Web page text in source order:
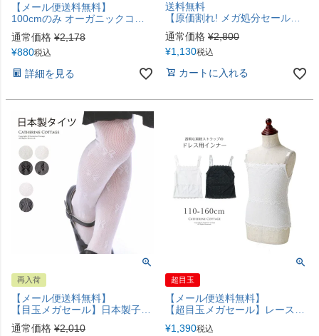
【メール便送料無料】
100cmのみ オーガニックコットン100% Tシャツ【原価割れ! メガ処分セール メール便送料無料】半袖トップス 男女 男の子 女の子 子供服 カジュアル キャサリンコテージ YUP12《メール便優先商品》
通常価格 ¥2,178
¥880税込
詳細を見る
送料無料
【原価割れ! メガ処分セール】ヒップホップ衣装に！ビッグロゴスパンコールタンクトップTAK
通常価格 ¥2,800
¥1,130税込
カートに入れる
再入荷
【メール便送料無料】
【目玉メガセール】日本製子供用タイツ《メール便優先商品》 YUP6
通常価格 ¥2,010
超目玉
【メール便送料無料】
【超目玉メガセール】レースキャミソール ドレスインナー キッズ 女の子 肌着 キャサリンコテージ YUP12 ≪メール便優先商品≫
¥1,390税込